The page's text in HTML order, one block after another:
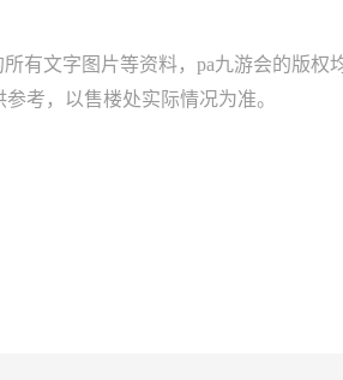
有文字图片等资料，pa九游会的版
考，以售楼处实际情况为准。